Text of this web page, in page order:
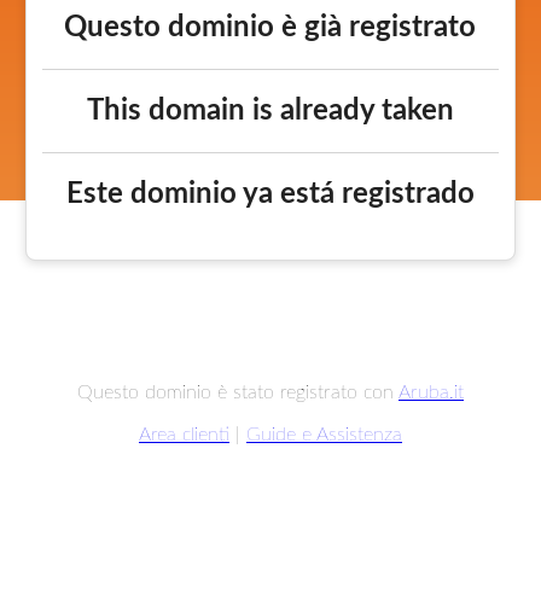
Questo dominio è già registrato
This domain is already taken
Este dominio ya está registrado
Questo dominio è stato registrato con Aruba.it
Area clienti Guide e Assistenza